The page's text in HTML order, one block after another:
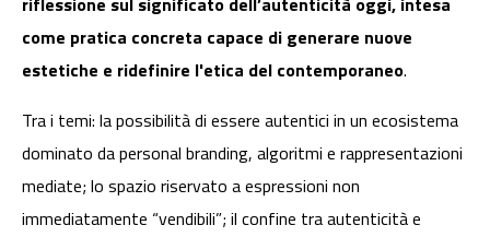
come pratica concreta capace di generare nuove
estetiche e ridefinire l'etica del contemporaneo.
Tra i temi: la possibilità di essere autentici in un ecosistema
dominato da personal branding, algoritmi e rappresentazioni
mediate; lo spazio riservato a espressioni non
immediatamente “vendibili”; il confine tra autenticità e